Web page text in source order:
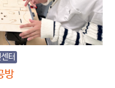
터
방